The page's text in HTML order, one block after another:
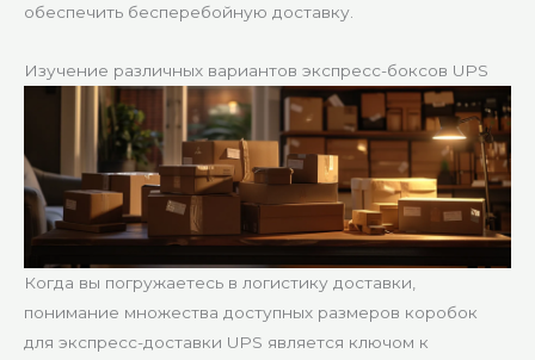
обеспечить бесперебойную доставку.
Изучение различных вариантов экспресс-боксов UPS
Когда вы погружаетесь в логистику доставки,
понимание множества доступных размеров коробок
для экспресс-доставки UPS является ключом к